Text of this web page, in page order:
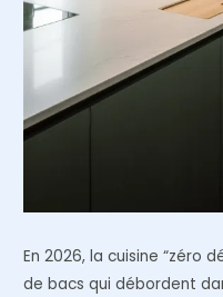
En 2026, la cuisine “zéro
de bacs qui débordent